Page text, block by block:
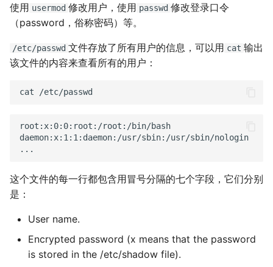
使用 usermod 修改用户，使用 passwd 修改登录口令
（password，俗称密码）等。
/etc/passwd 文件存放了所有用户的信息，可以用 cat 输出
该文件的内容来查看所有的用户：
cat
root:x:0:0:root:/root:/bin/bash
daemon:x:1:1:daemon:/usr/sbin:/usr/sbin/nologin
这个文件的每一行都包含用冒号分隔的七个字段，它们分别
是：
User name.
Encrypted password (x means that the password
is stored in the /etc/shadow file).